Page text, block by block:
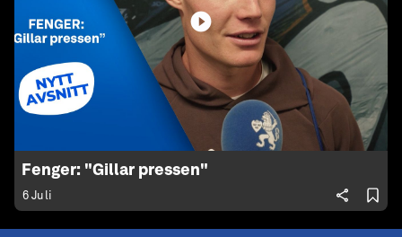
Fenger: "Gillar pressen"
6 Juli